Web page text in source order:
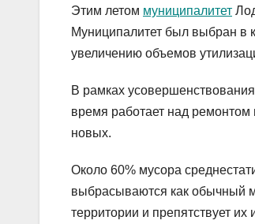
Этим летом муниципалитет
Муниципалитет был выбран в
увеличению объемов
В рамках
время работает над
новых.
Около 60% мусора
выбрасываются как обычный
территории и препятствует